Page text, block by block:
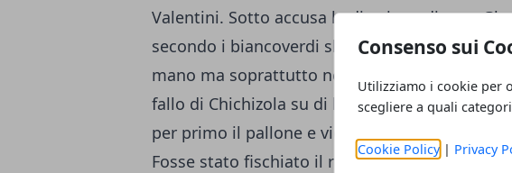
Consenso sui
Utilizziamo i cookie per
scegliere a quali
Cookie Policy| Privacy
Valentini. Sotto accusa la direzione di gara
secondo i biancoverdi sbaglia in maniera
mano ma soprattutto nel finale. Ardemagni
fallo di Chichizola su di lui. Dalle immagini
per primo il pallone e viene agganciato dalle
Fosse stato fischiato il rigore, nessuno